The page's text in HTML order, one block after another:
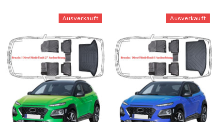
Ausverkauft Ausverkauft